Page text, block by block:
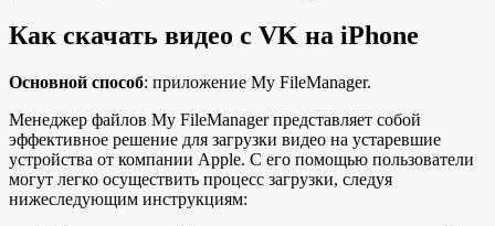
Как скачать видео с VK на iPhone
Основной способ: приложение My FileManager.
Менеджер файлов My FileManager представляет собой
эффективное решение для загрузки видео на устаревшие
устройства от компании Apple. С его помощью пользователи
могут легко осуществить процесс загрузки, следуя
нижеследующим инструкциям: